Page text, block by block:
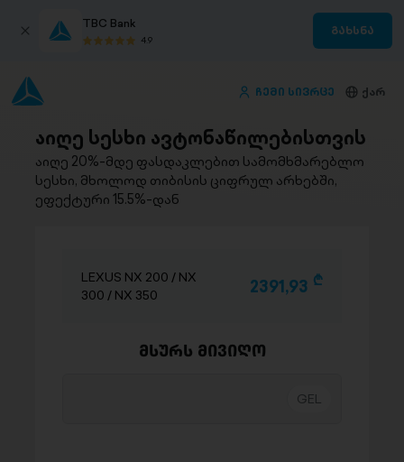
TBC Bank
4.9
გახსნა
ჩემი სივრცე ქარ
აიღე სესხი ავტონაწილებისთვის
აიღე 20%-მდე ფასდაკლებით სამომხმარებლო
სესხი, მხოლოდ თიბისის ციფრულ არხებში,
ეფექტური 15.5%-დან
LEXUS NX 200 / NX
300 / NX 350
2391,93 D
მსურს მივიღო